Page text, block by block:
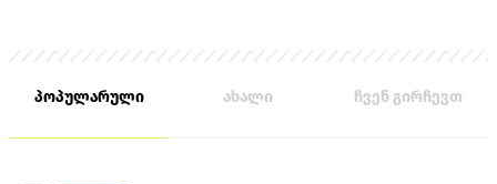
პოპულარული ახალი ჩვენ გირჩევთ